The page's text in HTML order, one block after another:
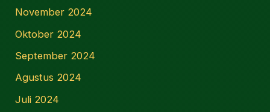
November 2024
Oktober 2024
September 2024
Agustus 2024
Juli 2024